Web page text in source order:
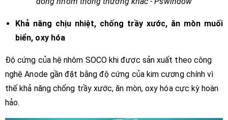
Khả năng chịu nhiệt, chống trầy xước, ăn mòn muối
biển, oxy hóa
Độ cứng của hệ nhôm SOCO khi được sản xuất theo công
nghệ Anode gần đặt bằng độ cứng của kim cương chính vì
thế khả năng chống trầy xước, ăn mòn, oxy hóa cực kỳ hoàn
hảo.